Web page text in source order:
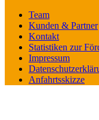
Team
Kunden & Partner
Kontakt
Statistiken zur
Impressum
Anfahrtsskizze